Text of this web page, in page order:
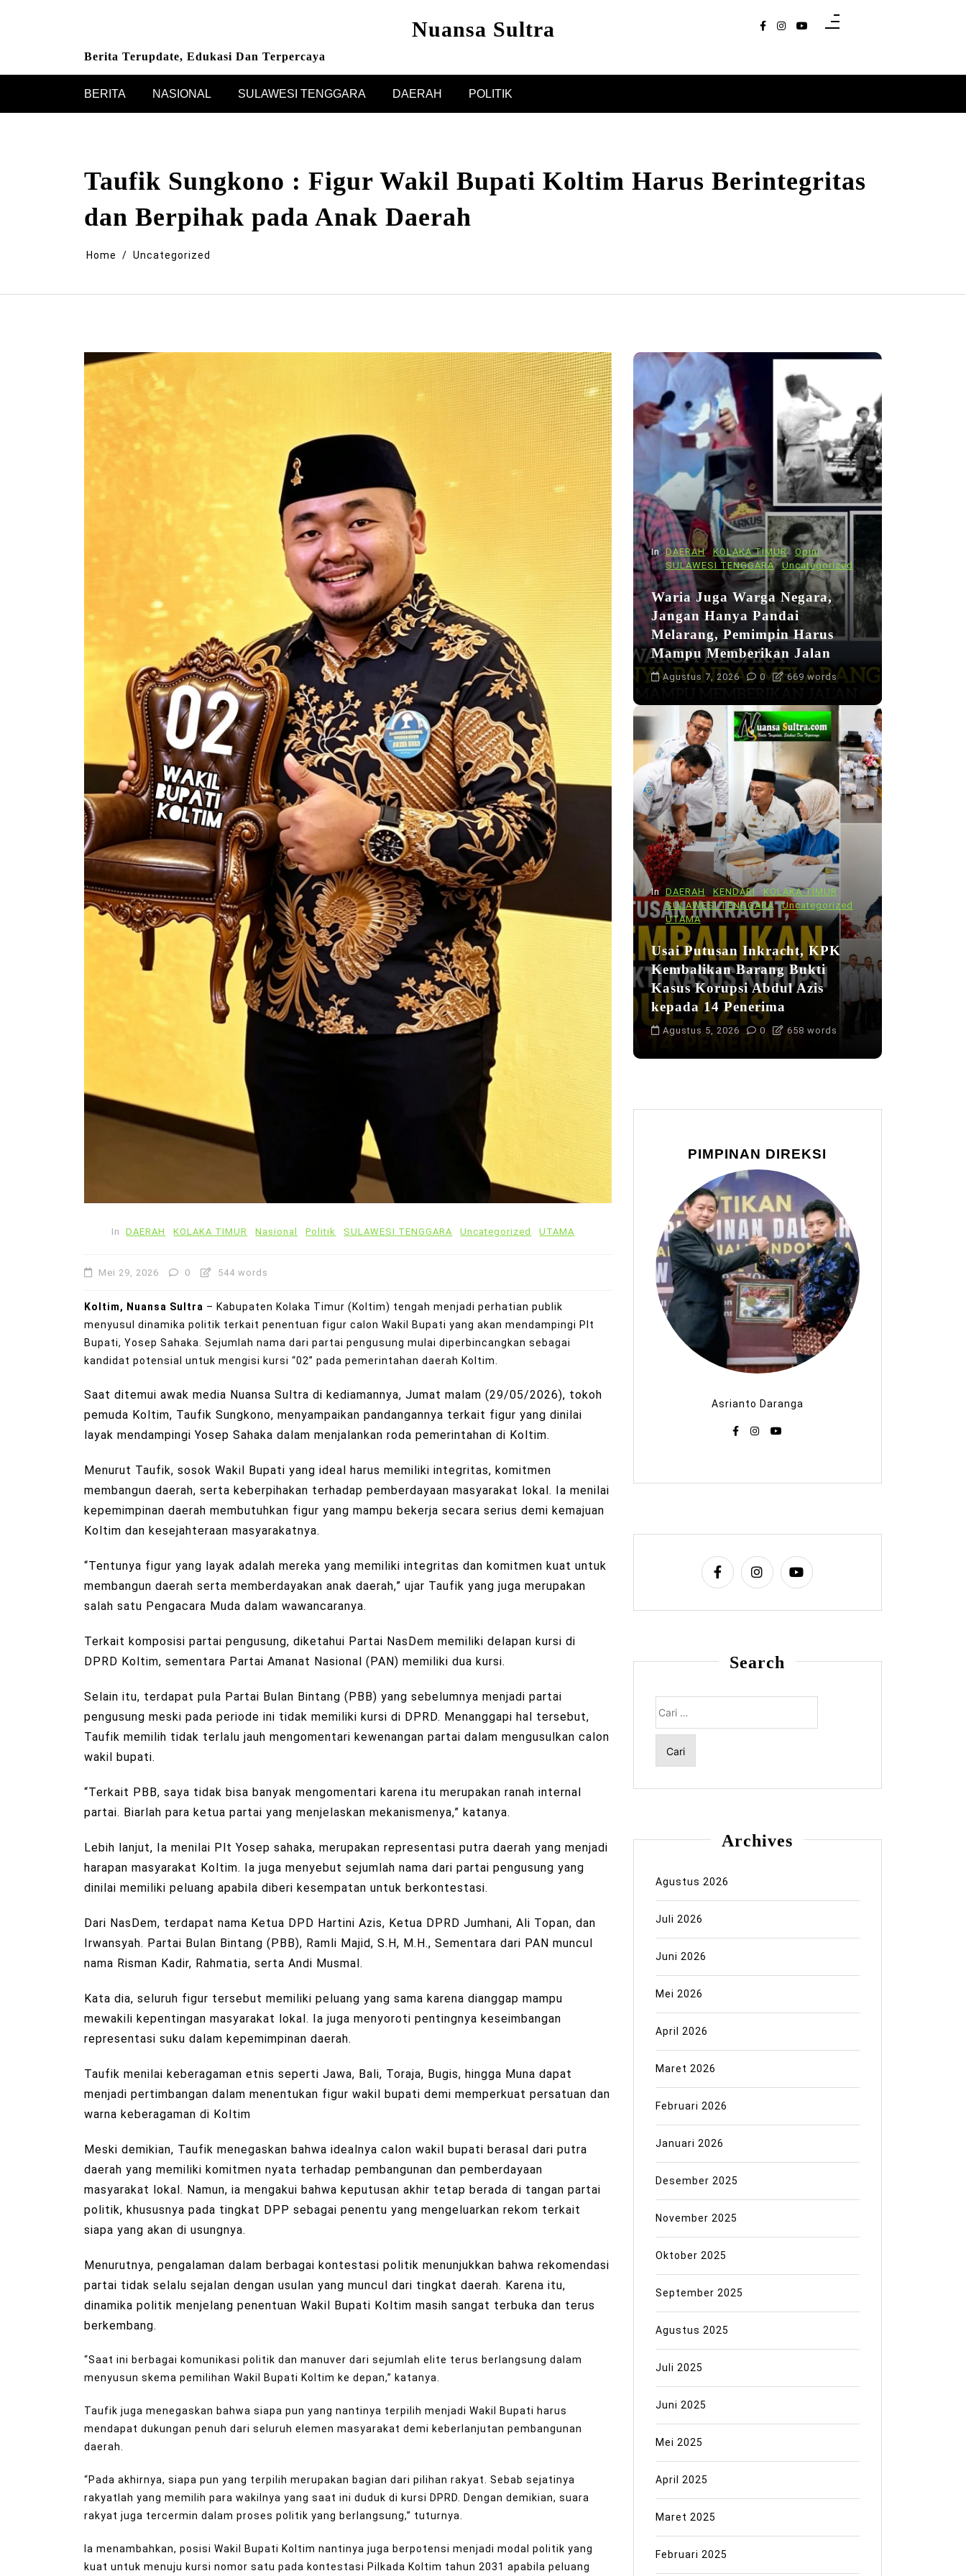
Nuansa Sultra
Berita Terupdate, Edukasi Dan Terpercaya
BERITA NASIONAL SULAWESI TENGGARA DAERAH POLITIK
Taufik Sungkono : Figur Wakil Bupati Koltim Harus Berintegritas
dan Berpihak pada Anak Daerah
Home Uncategorized
In DAERAH KOLAKA TIMUR Nasional Politik SULAWESI TENGGARA Uncategorized UTAMA
Mei 29, 2026 0 544 words
Koltim, Nuansa Sultra – Kabupaten Kolaka Timur (Koltim) tengah menjadi perhatian publik
menyusul dinamika politik terkait penentuan figur calon Wakil Bupati yang akan mendampingi Plt
Bupati, Yosep Sahaka. Sejumlah nama dari partai pengusung mulai diperbincangkan sebagai
kandidat potensial untuk mengisi kursi “02” pada pemerintahan daerah Koltim.
Saat ditemui awak media Nuansa Sultra di kediamannya, Jumat malam (29/05/2026), tokoh
pemuda Koltim, Taufik Sungkono, menyampaikan pandangannya terkait figur yang dinilai
layak mendampingi Yosep Sahaka dalam menjalankan roda pemerintahan di Koltim.
Menurut Taufik, sosok Wakil Bupati yang ideal harus memiliki integritas, komitmen
membangun daerah, serta keberpihakan terhadap pemberdayaan masyarakat lokal. Ia menilai
kepemimpinan daerah membutuhkan figur yang mampu bekerja secara serius demi kemajuan
Koltim dan kesejahteraan masyarakatnya.
“Tentunya figur yang layak adalah mereka yang memiliki integritas dan komitmen kuat untuk
membangun daerah serta memberdayakan anak daerah,” ujar Taufik yang juga merupakan
salah satu Pengacara Muda dalam wawancaranya.
Terkait komposisi partai pengusung, diketahui Partai NasDem memiliki delapan kursi di
DPRD Koltim, sementara Partai Amanat Nasional (PAN) memiliki dua kursi.
Selain itu, terdapat pula Partai Bulan Bintang (PBB) yang sebelumnya menjadi partai
pengusung meski pada periode ini tidak memiliki kursi di DPRD. Menanggapi hal tersebut,
Taufik memilih tidak terlalu jauh mengomentari kewenangan partai dalam mengusulkan calon
wakil bupati.
“Terkait PBB, saya tidak bisa banyak mengomentari karena itu merupakan ranah internal
partai. Biarlah para ketua partai yang menjelaskan mekanismenya,” katanya.
Lebih lanjut, Ia menilai Plt Yosep sahaka, merupakan representasi putra daerah yang menjadi
harapan masyarakat Koltim. Ia juga menyebut sejumlah nama dari partai pengusung yang
dinilai memiliki peluang apabila diberi kesempatan untuk berkontestasi.
Dari NasDem, terdapat nama Ketua DPD Hartini Azis, Ketua DPRD Jumhani, Ali Topan, dan
Irwansyah. Partai Bulan Bintang (PBB), Ramli Majid, S.H, M.H., Sementara dari PAN muncul
nama Risman Kadir, Rahmatia, serta Andi Musmal.
Kata dia, seluruh figur tersebut memiliki peluang yang sama karena dianggap mampu
mewakili kepentingan masyarakat lokal. Ia juga menyoroti pentingnya keseimbangan
representasi suku dalam kepemimpinan daerah.
Taufik menilai keberagaman etnis seperti Jawa, Bali, Toraja, Bugis, hingga Muna dapat
menjadi pertimbangan dalam menentukan figur wakil bupati demi memperkuat persatuan dan
warna keberagaman di Koltim
Meski demikian, Taufik menegaskan bahwa idealnya calon wakil bupati berasal dari putra
daerah yang memiliki komitmen nyata terhadap pembangunan dan pemberdayaan
masyarakat lokal. Namun, ia mengakui bahwa keputusan akhir tetap berada di tangan partai
politik, khususnya pada tingkat DPP sebagai penentu yang mengeluarkan rekom terkait
siapa yang akan di usungnya.
Menurutnya, pengalaman dalam berbagai kontestasi politik menunjukkan bahwa rekomendasi
partai tidak selalu sejalan dengan usulan yang muncul dari tingkat daerah. Karena itu,
dinamika politik menjelang penentuan Wakil Bupati Koltim masih sangat terbuka dan terus
berkembang.
“Saat ini berbagai komunikasi politik dan manuver dari sejumlah elite terus berlangsung dalam
menyusun skema pemilihan Wakil Bupati Koltim ke depan,” katanya.
Taufik juga menegaskan bahwa siapa pun yang nantinya terpilih menjadi Wakil Bupati harus
mendapat dukungan penuh dari seluruh elemen masyarakat demi keberlanjutan pembangunan
daerah.
“Pada akhirnya, siapa pun yang terpilih merupakan bagian dari pilihan rakyat. Sebab sejatinya
rakyatlah yang memilih para wakilnya yang saat ini duduk di kursi DPRD. Dengan demikian, suara
rakyat juga tercermin dalam proses politik yang berlangsung,” tuturnya.
Ia menambahkan, posisi Wakil Bupati Koltim nantinya juga berpotensi menjadi modal politik yang
kuat untuk menuju kursi nomor satu pada kontestasi Pilkada Koltim tahun 2031 apabila peluang
In DAERAH KOLAKA TIMUR
Opini
SULAWESI TENGGARA
Uncategorized
Waria Juga Warga Negara,
Jangan Hanya Pandai
Melarang, Pemimpin Harus
Mampu Memberikan Jalan
Agustus 7, 2026 0 669 words
In DAERAH KENDARI
KOLAKA TIMUR
SULAWESI TENGGARA
Uncategorized
UTAMA
Usai Putusan Inkracht, KPK
Kembalikan Barang Bukti
Kasus Korupsi Abdul Azis
kepada 14 Penerima
Agustus 5, 2026 0 658 words
PIMPINAN DIREKSI
Asrianto Daranga
Search
untuk:
Archives
Agustus 2026
Juli 2026
Juni 2026
Mei 2026
April 2026
Maret 2026
Februari 2026
Januari 2026
Desember 2025
November 2025
Oktober 2025
September 2025
Agustus 2025
Juli 2025
Juni 2025
Mei 2025
April 2025
Maret 2025
Februari 2025